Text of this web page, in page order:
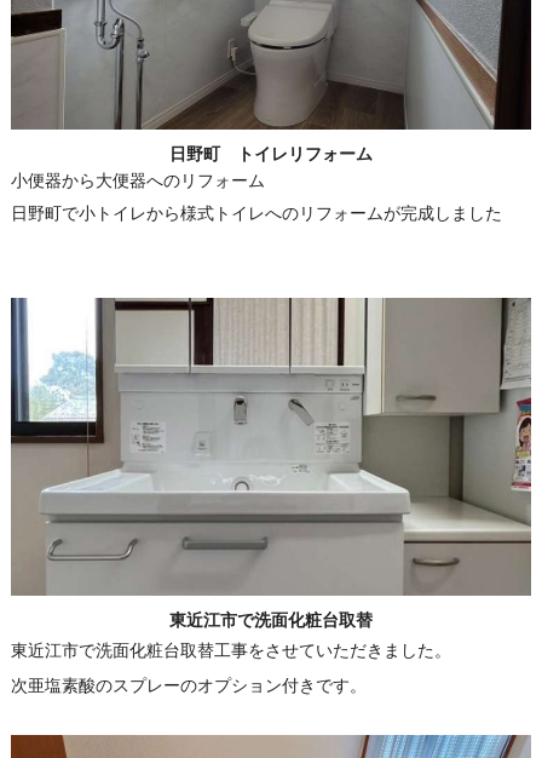
日野町 トイレリフォーム
小便器から大便器へのリフォーム
日野町で小トイレから様式トイレへのリフォームが完成しました
東近江市で洗面化粧台取替
東近江市で洗面化粧台取替工事をさせていただきました。
次亜塩素酸のスプレーのオプション付きです。